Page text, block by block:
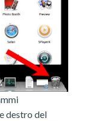
destro del